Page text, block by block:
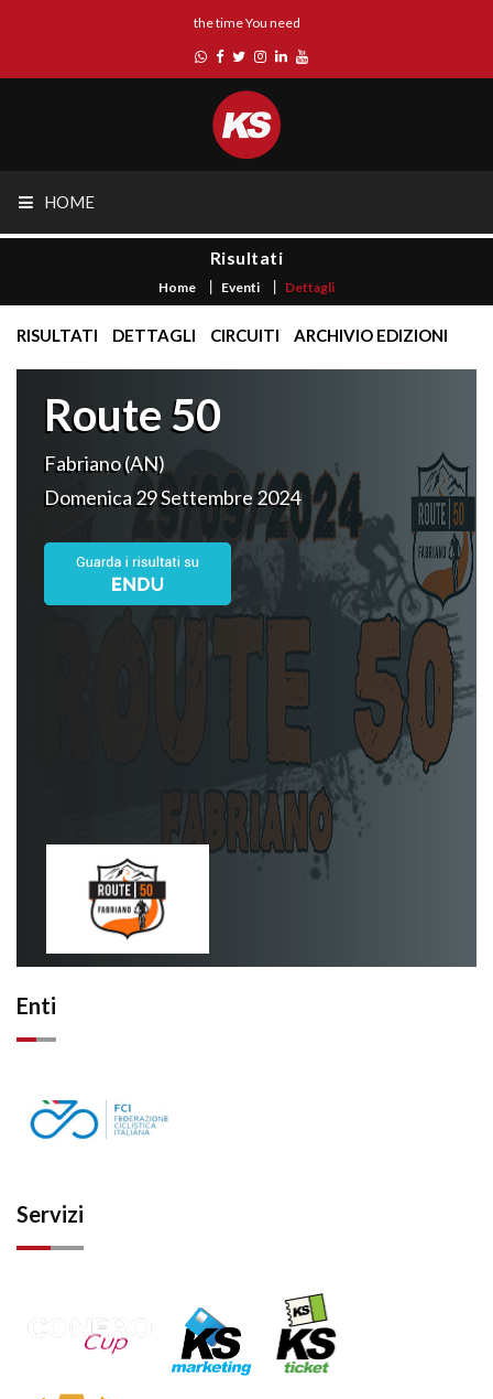
the time You need
HOME
Risultati
Home Eventi Dettagli
RISULTATI DETTAGLI CIRCUITI ARCHIVIO EDIZIONI
Route 50
Fabriano (AN)
Domenica 29 Settembre 2024
Enti
Servizi